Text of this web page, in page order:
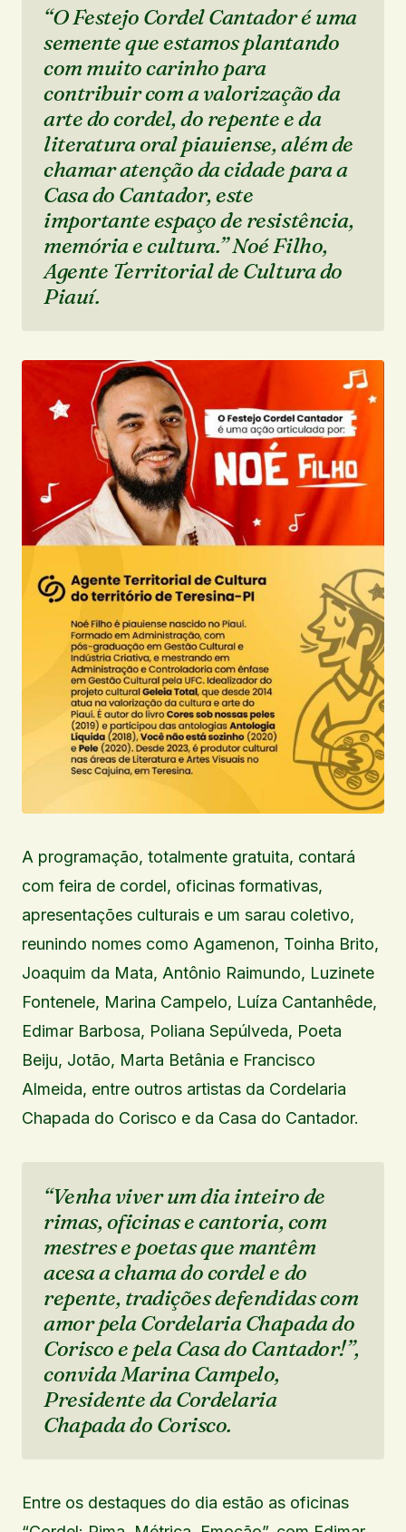
“O Festejo Cordel Cantador é uma
semente que estamos plantando
com muito carinho para
contribuir com a valorização da
arte do cordel, do repente e da
literatura oral piauiense, além de
chamar atenção da cidade para a
Casa do Cantador, este
importante espaço de resistência,
memória e cultura.” Noé Filho,
Agente Territorial de Cultura do
Piauí.
A programação, totalmente gratuita, contará
com feira de cordel, oficinas formativas,
apresentações culturais e um sarau coletivo,
reunindo nomes como Agamenon, Toinha Brito,
Joaquim da Mata, Antônio Raimundo, Luzinete
Fontenele, Marina Campelo, Luíza Cantanhêde,
Edimar Barbosa, Poliana Sepúlveda, Poeta
Beiju, Jotão, Marta Betânia e Francisco
Almeida, entre outros artistas da Cordelaria
Chapada do Corisco e da Casa do Cantador.
“Venha viver um dia inteiro de
rimas, oficinas e cantoria, com
mestres e poetas que mantêm
acesa a chama do cordel e do
repente, tradições defendidas com
amor pela Cordelaria Chapada do
Corisco e pela Casa do Cantador!”,
convida Marina Campelo,
Presidente da Cordelaria
Chapada do Corisco.
Entre os destaques do dia estão as oficinas